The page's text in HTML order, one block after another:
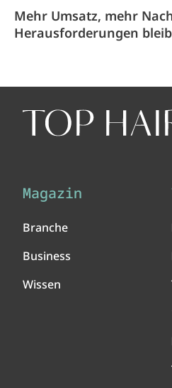
Mehr Umsatz, mehr
Herausforderungen
Magazin
Branche
Business
Wissen